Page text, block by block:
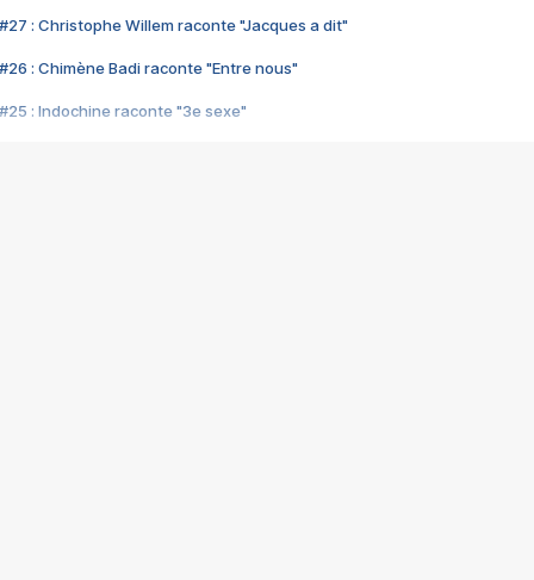
#27 : Christophe Willem raconte "Jacques a dit"
#26 : Chimène Badi raconte "Entre nous"
#25 : Indochine raconte "3e sexe"